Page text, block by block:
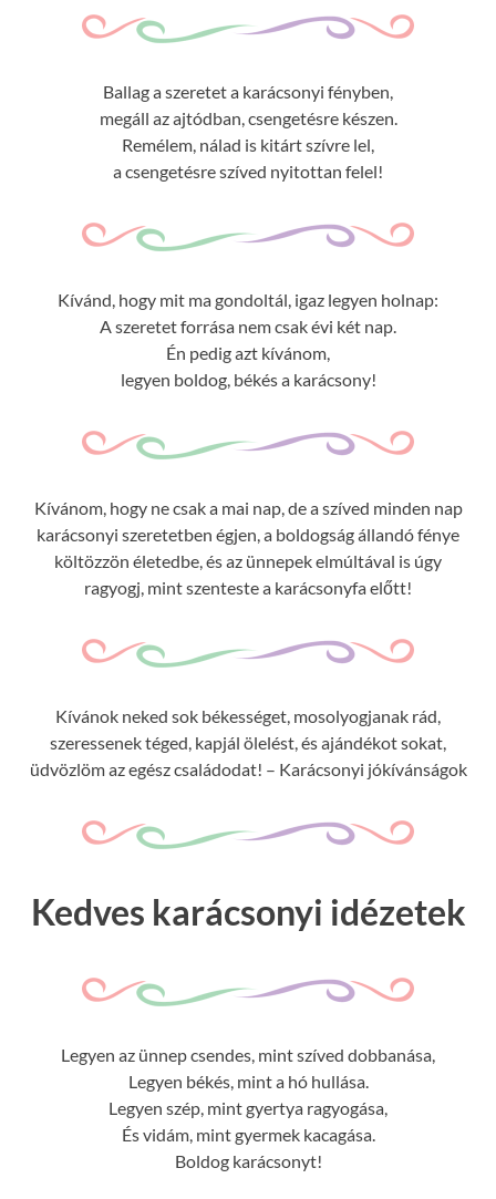
Ballag a szeretet a karácsonyi fényben,
megáll az ajtódban, csengetésre készen.
Remélem, nálad is kitárt szívre lel,
a csengetésre szíved nyitottan felel!
Kívánd, hogy mit ma gondoltál, igaz legyen holnap:
A szeretet forrása nem csak évi két nap.
Én pedig azt kívánom,
legyen boldog, békés a karácsony!
Kívánom, hogy ne csak a mai nap, de a szíved minden nap
karácsonyi szeretetben égjen, a boldogság állandó fénye
költözzön életedbe, és az ünnepek elmúltával is úgy
ragyogj, mint szenteste a karácsonyfa előtt!
Kívánok neked sok békességet, mosolyogjanak rád,
szeressenek téged, kapjál ölelést, és ajándékot sokat,
üdvözlöm az egész családodat! – Karácsonyi jókívánságok
Kedves karácsonyi idézetek
Legyen az ünnep csendes, mint szíved dobbanása,
Legyen békés, mint a hó hullása.
Legyen szép, mint gyertya ragyogása,
És vidám, mint gyermek kacagása.
Boldog karácsonyt!